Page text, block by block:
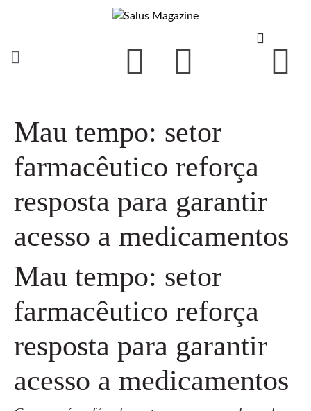
Mau tempo: setor
farmacêutico reforça
resposta para garantir
acesso a medicamentos
Mau tempo: setor
farmacêutico reforça
resposta para garantir
acesso a medicamentos